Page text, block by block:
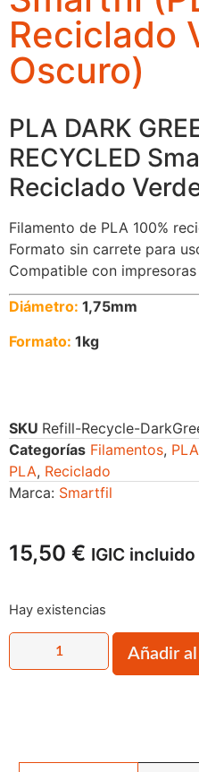
Reciclado
Oscuro)
PLA DARK
RECYCLED
Reciclado
Filamento de PLA 100%
Formato sin carrete para
Compatible con
Diámetro: 1,75mm
Formato: 1kg
SKU Refill-Recycle-
Categorías Filamentos, PLA
PLA, Reciclado
Marca: Smartfil
15,50 € IGIC incluido
Hay existencias
Añadir